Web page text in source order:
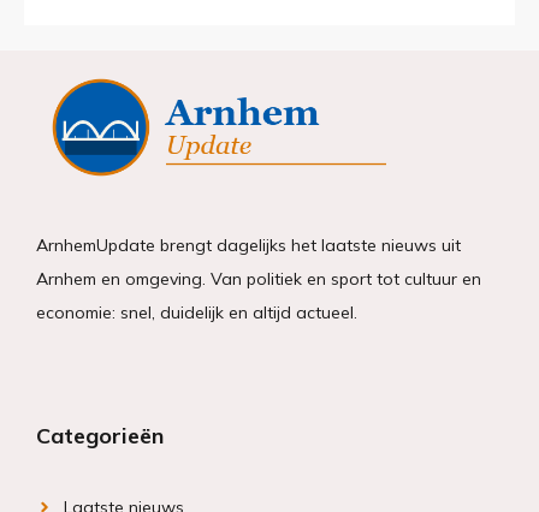
ArnhemUpdate brengt dagelijks het laatste nieuws uit
Arnhem en omgeving. Van politiek en sport tot cultuur en
economie: snel, duidelijk en altijd actueel.
Categorieën